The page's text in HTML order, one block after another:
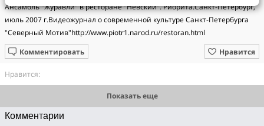
Ансамбль "Журавли" в ресторане "Невский". Риорита.Санкт-Петербург,
июль 2007 г.Видеожурнал о современной культуре Санкт-Петербурга
"Северный Мотив"http://www.piotr1.narod.ru/restoran.html
Нравится
Комментировать
Нравится:
Показать еще
Комментарии